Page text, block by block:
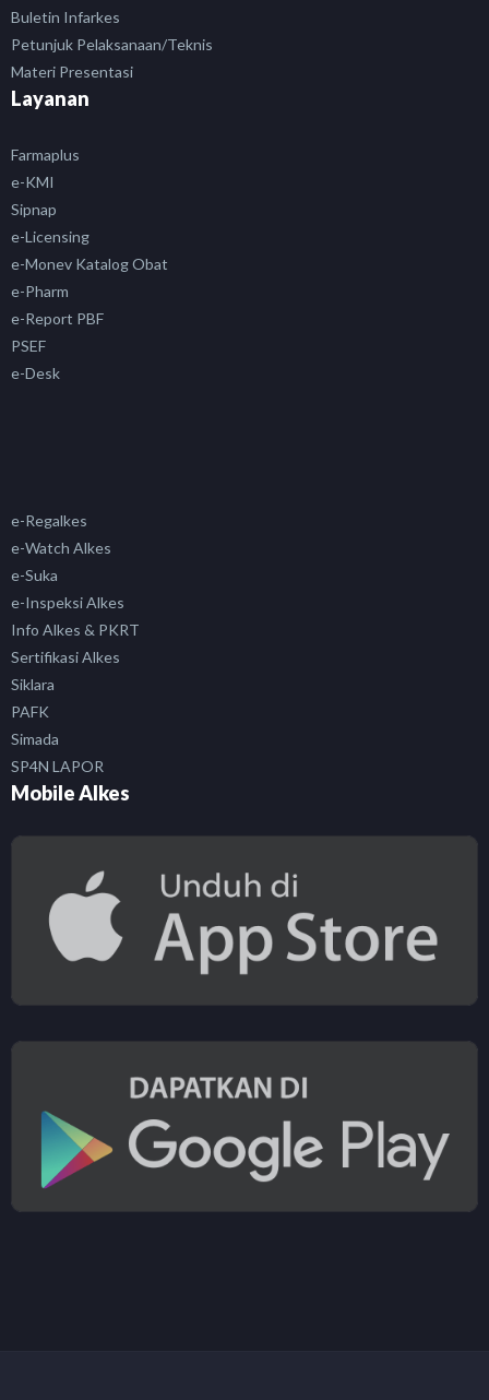
Buletin Infarkes
Petunjuk Pelaksanaan/Teknis
Materi Presentasi
Layanan
Farmaplus
e-KMI
Sipnap
e-Licensing
e-Monev Katalog Obat
e-Pharm
e-Report PBF
PSEF
e-Desk
e-Regalkes
e-Watch Alkes
e-Suka
e-Inspeksi Alkes
Info Alkes & PKRT
Sertifikasi Alkes
Siklara
PAFK
Simada
SP4N LAPOR
Mobile Alkes